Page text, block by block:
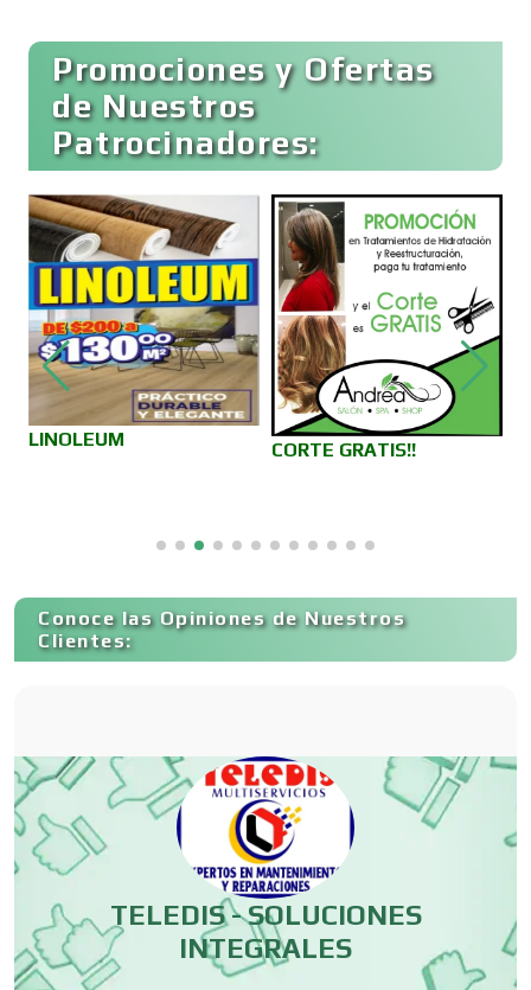
Cafeterías
Cajas de Ahorro
Cámaras de Comercio
Camiones para Fletes
Capacitación
Carpinterías
Centros Comerciales
Centros de Espectáculos
Promociones y Ofertas
de Nuestros
Patrocinadores:
LINOLEUM CORTE GRATIS!!
Conoce las Opiniones de Nuestros
Clientes:
TELEDIS - SOLUCIONES
INTEGRALES